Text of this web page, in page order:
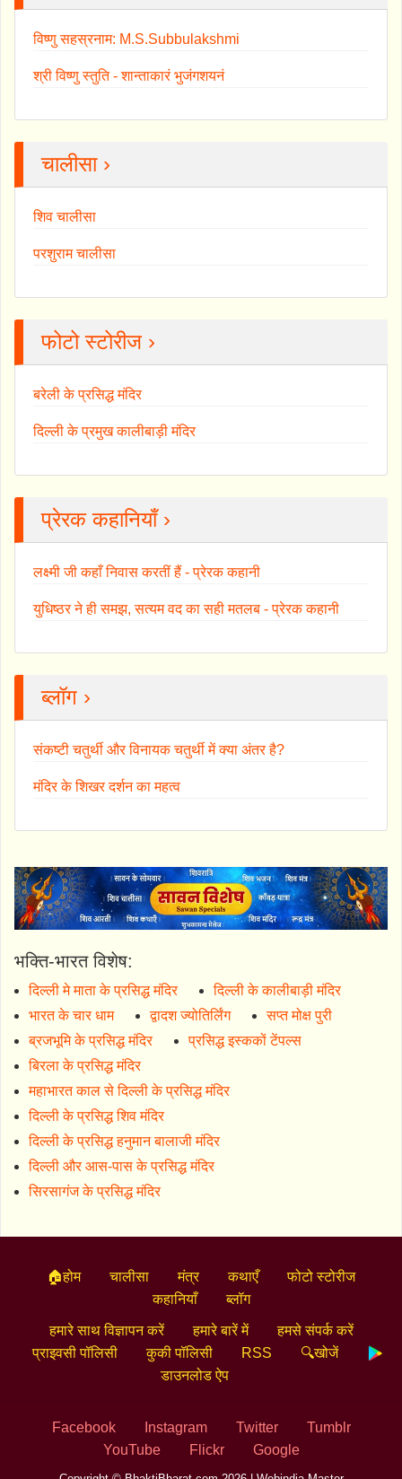
विष्णु सहस्रनाम: M.S.Subbulakshmi
श्री विष्णु स्तुति - शान्ताकारं भुजंगशयनं
चालीसा ›
शिव चालीसा
परशुराम चालीसा
फोटो स्टोरीज ›
बरेली के प्रसिद्ध मंदिर
दिल्ली के प्रमुख कालीबाड़ी मंदिर
प्रेरक कहानियाँ ›
लक्ष्मी जी कहाँ निवास करतीं हैं - प्रेरक कहानी
युधिष्ठर ने ही समझ, सत्यम वद का सही मतलब - प्रेरक कहानी
ब्लॉग ›
संकष्टी चतुर्थी और विनायक चतुर्थी में क्या अंतर है?
मंदिर के शिखर दर्शन का महत्व
भक्ति-भारत विशेष:
दिल्ली मे माता के प्रसिद्ध मंदिर
दिल्ली के कालीबाड़ी मंदिर
भारत के चार धाम
द्वादश ज्योतिर्लिंग
सप्त मोक्ष पुरी
ब्रजभूमि के प्रसिद्ध मंदिर
प्रसिद्ध इस्ककों टेंपल्स
बिरला के प्रसिद्ध मंदिर
महाभारत काल से दिल्ली के प्रसिद्ध मंदिर
दिल्ली के प्रसिद्ध शिव मंदिर
दिल्ली के प्रसिद्ध हनुमान बालाजी मंदिर
दिल्ली और आस-पास के प्रसिद्ध मंदिर
सिरसागंज के प्रसिद्ध मंदिर
🏠होम चालीसा मंत्र कथाएँ
फोटो स्टोरीज
कहानियाँ
ब्लॉग
हमारे साथ विज्ञापन करें हमारे बारें में
हमसे संपर्क करें
प्राइवसी पॉलिसी
कुकी पॉलिसी RSS
🔍खोजें
डाउनलोड ऐप
Facebook Instagram Twitter
Tumblr
YouTube
Flickr Google